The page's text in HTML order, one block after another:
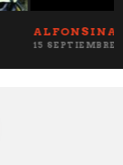
ALFONSINA
15 SEPTIEMBRE, 2017